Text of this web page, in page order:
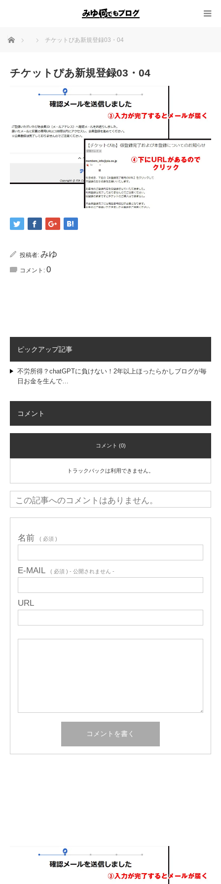
ホーム チケットぴあ新規登録03・04
チケットぴあ新規登録03・04
投稿者: みゆ
コメント: 0
ピックアップ記事
不労所得？chatGPTに負けない！2年以上ほったらかしブログが毎
日お金を生んで…
コメント
コメント (0)
トラックバックは利用できません。
この記事へのコメントはありません。
名前 ( 必須 )
E-MAIL ( 必須 ) - 公開されません -
URL